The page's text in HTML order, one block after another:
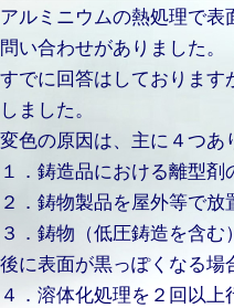
アルミニウムの熱処理で
問い合わせがありました。
すでに回答はしておりま
しました。
変色の原因は、主に４つあ
１．鋳造品における離型剤
２．鋳物製品を屋外等で
３．鋳物（低圧鋳造を含
後に表面が黒っぽくなる場
４．溶体化処理を２回以上